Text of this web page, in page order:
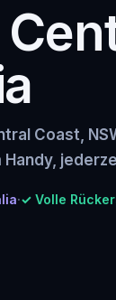
Coast,
·✓ Volle